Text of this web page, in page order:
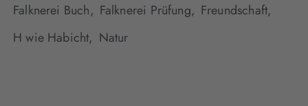
Falknerei Buch, Falknerei Prüfung, Freundschaft,
H wie Habicht, Natur